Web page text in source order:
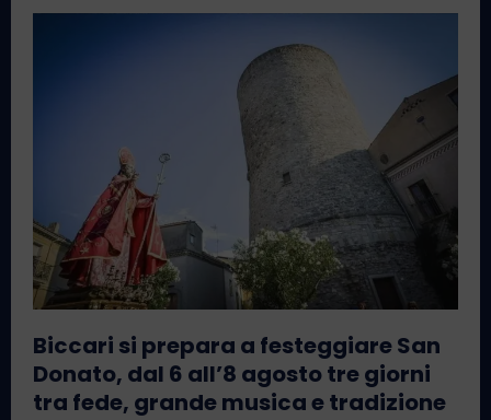
Biccari si prepara a festeggiare San
Donato, dal 6 all’8 agosto tre giorni
tra fede, grande musica e tradizione